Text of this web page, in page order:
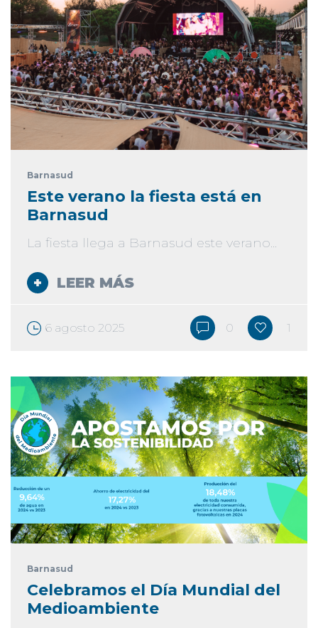
Barnasud
Este verano la fiesta está en
Barnasud
La fiesta llega a Barnasud este verano...
LEER MÁS
6 agosto 2025 0 1
Barnasud
Celebramos el Día Mundial del
Medioambiente